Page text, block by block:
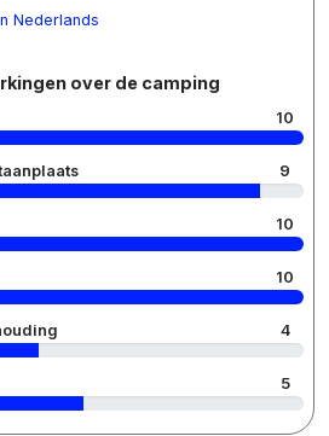
Nederlands
over de camping
10
9
10
10
4
5